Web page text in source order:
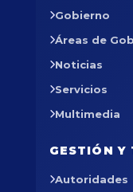
Gobierno
Áreas de
Noticias
Servicios
Multimedia
GESTIÓN Y
Autoridades